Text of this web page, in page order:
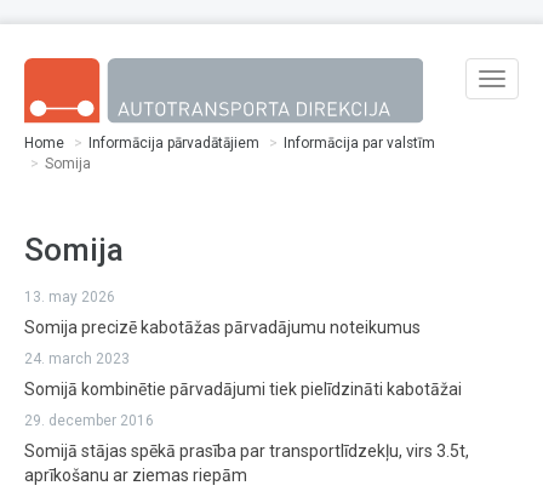
Toggle
Home Informācija pārvadātājiem
Informācija par valstīm
Somija
Somija
13. may 2026
Somija precizē kabotāžas pārvadājumu noteikumus
24. march 2023
Somijā kombinētie pārvadājumi tiek pielīdzināti kabotāžai
29. december 2016
Somijā stājas spēkā prasība par transportlīdzekļu, virs 3.5t,
aprīkošanu ar ziemas riepām